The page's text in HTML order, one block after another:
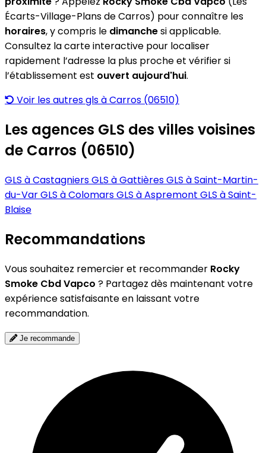
Écarts-Village-Plans de Carros) pour connaître les
horaires, y compris le dimanchesi applicable.
Consultez la carte interactive pour localiser
rapidement l’adresse la plus proche et vérifier si
l’établissement est ouvert aujourd'hui.
Voir les autres gls à Carros (06510)
Les agences GLS des villes voisines
de Carros (06510)
GLS à CastagniersGLS à GattièresGLS à Saint-Martin-
du-VarGLS à ColomarsGLS à Aspremont GLS à Saint-
Blaise
Recommandations
Vous souhaitez remercier et recommander Rocky
Smoke Cbd Vapco ? Partagez dès maintenant votre
expérience satisfaisante en laissant votre
recommandation.
Je recommande